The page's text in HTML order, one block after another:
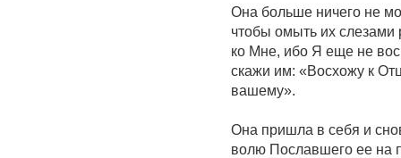
Она больше ничего не
чтобы омыть их слезами
ко Мне, ибо Я еще не
скажи им: «Восхожу к
вашему».
Она пришла в себя и
волю Пославшего ее на